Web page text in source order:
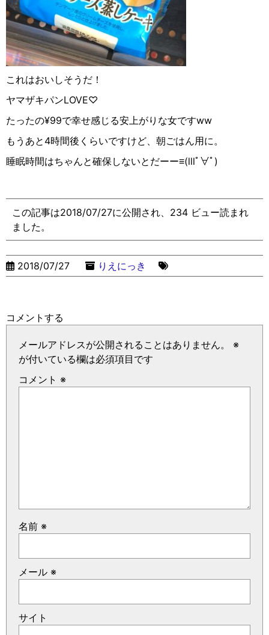
これはおいしそうだ！
ヤマザキパンLOVE♡
たったの¥99で幸せ感じる安上がりな女ですww
もうあと4時間後くらいですけど、朝ごはん用に。
睡眠時間はちゃんと確保しないとだーー≡︎(lllﾟ∀ﾟ︎)
この記事は2018/07/27に公開され、234 ビュー読まれ
ました。
2018/07/27 りえにっき
コメントする
メールアドレスが公開されることはありません。
※
が付いている欄は必須項目です
コメント ※
名前 ※
メール ※
サイト